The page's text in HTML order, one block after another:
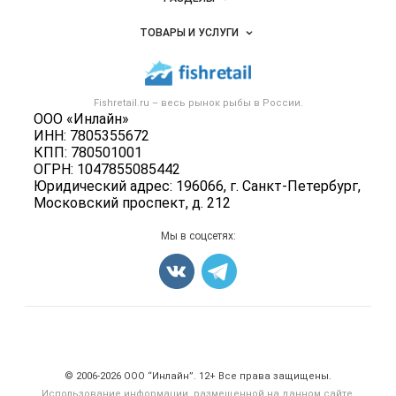
Fishretail.ru – весь рынок рыбы в России.
ООО «Инлайн»
ИНН: 7805355672
КПП: 780501001
ОГРН: 1047855085442
Юридический адрес: 196066, г. Санкт-Петербург,
Московский проспект, д. 212
Размещение рекламы
Публичная оферта
Контактная информация
Политика обработки персональных данных
Объявления
Новости рынка
Вакансии
Блог
ТОВАРЫ И УСЛУГИ
Икра
Рыбопосадочный материал
Полуфабрикаты
Консервы
Карта объявлений
Мы в соцсетях:
© 2006‑2026 ООО “Инлайн”. 12+ Все права защищены.